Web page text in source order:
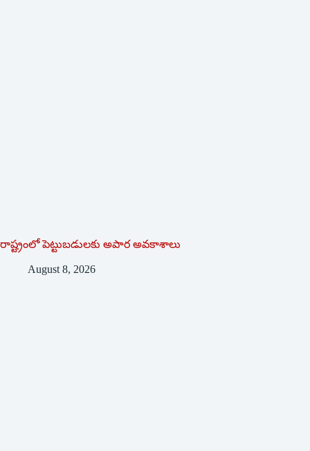
రాష్ట్రంలో పెట్టుబడులకు అపార అవకాశాలు
August 8, 2026